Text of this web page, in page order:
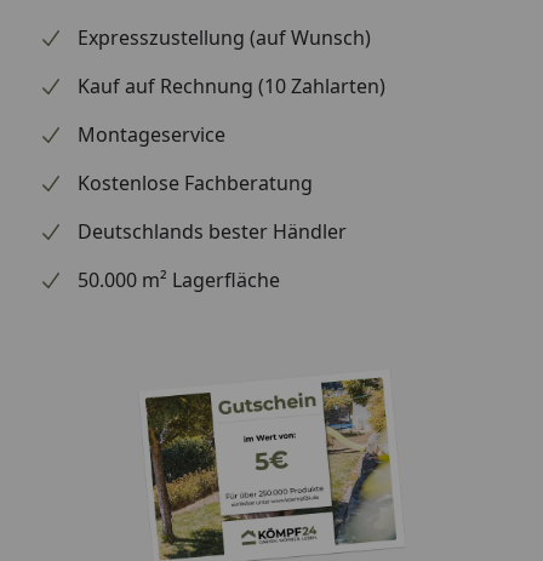
Expresszustellung (auf Wunsch)
Kauf auf Rechnung (10 Zahlarten)
Montageservice
Kostenlose Fachberatung
Deutschlands bester Händler
50.000 m² Lagerfläche